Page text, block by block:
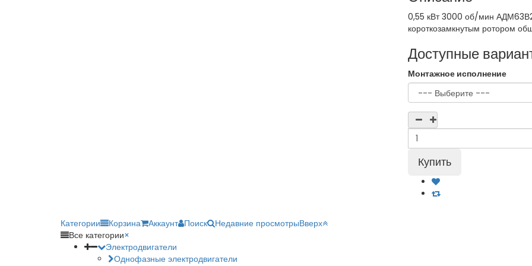
0,55 кВт 3000 об/мин АДМ63В2
короткозамкнутым ротором
Доступные
Монтажное исполнение
Категории Корзина Аккаунт Поиск Недавние просмотрыВверх
Все категории×
Электродвигатели
Однофазные электродвигатели